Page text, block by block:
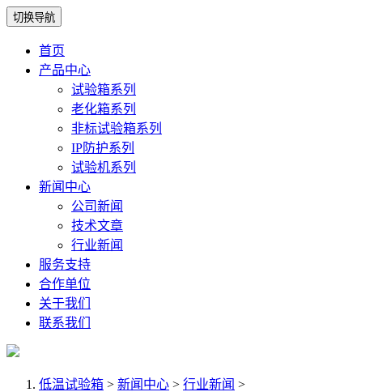
切换导航
首页
产品中心
试验箱系列
老化箱系列
非标试验箱系列
IP防护系列
试验机系列
新闻中心
公司新闻
技术文章
行业新闻
服务支持
合作单位
关于我们
联系我们
低温试验箱 > 新闻中心 > 行业新闻 >